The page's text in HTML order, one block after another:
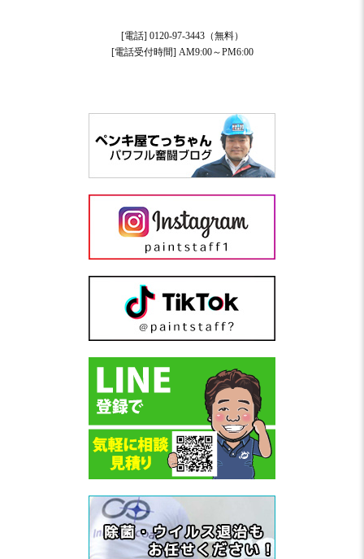
[電話] 0120-97-3443（無料）
[電話受付時間] AM9:00～PM6:00